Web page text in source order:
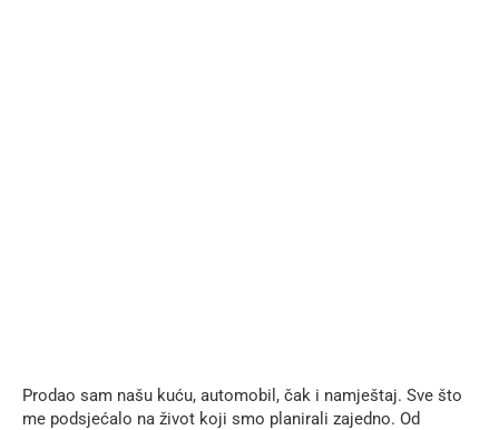
Prodao sam našu kuću, automobil, čak i namještaj. Sve što
me podsjećalo na život koji smo planirali zajedno. Od